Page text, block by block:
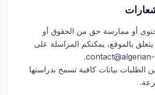
أو ممارسة حق من الحقوق أو
بالموقع، يمكنكم المراسلة على
بيانات كافية تسمح بدراستها